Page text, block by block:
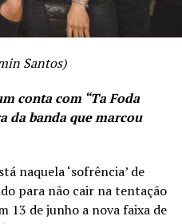
Santos)
conta com “Ta Foda
da banda que marcou
naquela ‘sofrência’ de
para não cair na tentação
13 de junho a nova faixa de